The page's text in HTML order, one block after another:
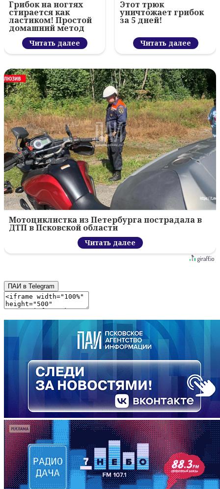
Грибок на ногтях
стирается как
ластиком! Простой
домашний метод
Читать далее
Этот трюк
уничтожает грибок
за 5 дней!
Читать далее
Мотоциклистка из Петербурга пострадала в
ДТП в Псковской области
Читать далее
ПАИ в Telegram